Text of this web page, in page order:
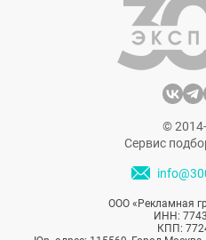
©
Сервис
ООО «Рекламная
ИНН:
КПП: